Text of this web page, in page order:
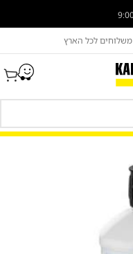
משלוחים לכל הארץ